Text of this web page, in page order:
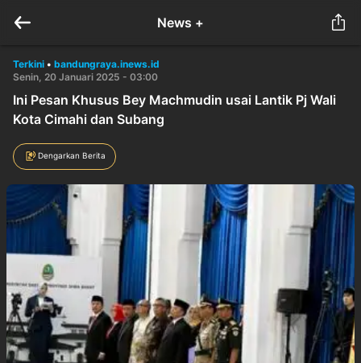
News +
Terkini • bandungraya.inews.id
Senin, 20 Januari 2025 - 03:00
Ini Pesan Khusus Bey Machmudin usai Lantik Pj Wali
Kota Cimahi dan Subang
Dengarkan Berita